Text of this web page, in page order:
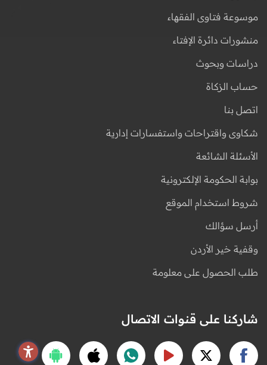
موسوعة فتاوى الفقهاء
منشورات دائرة الإفتاء
دراسات وبحوث
حساب الزكاة
اتصل بنا
شكاوى واقتراحات واستفسارات إدارية
الأسئلة الشائعة
بوابة الحكومة الإلكترونية
شروط استخدام الموقع
أرسل سؤالك
وقفية خير الأردن
طلب الحصول على معلومة
شاركنا على قنوات الاتصال